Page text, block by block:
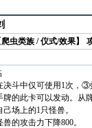
爬虫类族 / 仪式/效果】
斗中仅可使用1次，③
的此卡可以发动。从
场上的1只怪兽。
的攻击力下降800。